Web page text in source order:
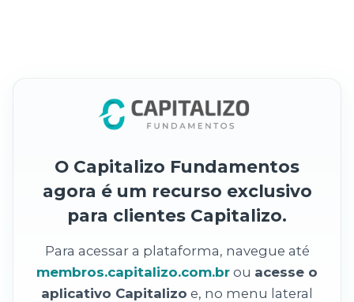
O Capitalizo Fundamentos
agora é um recurso exclusivo
para clientes Capitalizo.
Para acessar a plataforma, navegue até
membros.capitalizo.com.br ou acesse o
aplicativo Capitalizo e, no menu lateral